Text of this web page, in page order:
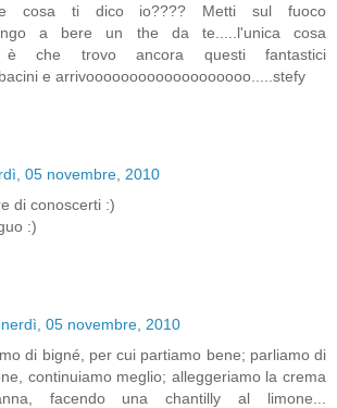
cosa ti dico io???? Metti sul fuoco
a bere un the da te.....l'unica cosa
è che trovo ancora questi fantastici
e arrivooooooooooooooooooo.....stefy
05 novembre, 2010
di conoscerti :)
:)
05 novembre, 2010
di bigné, per cui partiamo bene; parliamo di
continuiamo meglio; alleggeriamo la crema
facendo una chantilly al limone...